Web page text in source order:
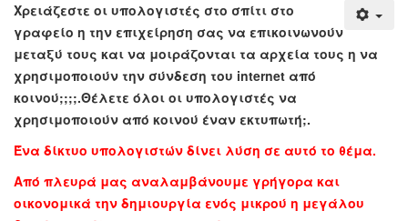
Χρειάζεστε οι υπολογιστές στο σπίτι στο
γραφείο η την επιχείρηση σας να επικοινωνούν
μεταξύ τους και να μοιράζονται τα αρχεία τους η να
χρησιμοποιούν την σύνδεση του internet από
κοινού;;;;.Θέλετε όλοι οι υπολογιστές να
χρησιμοποιούν από κοινού έναν εκτυπωτή;.
Ένα δίκτυο υπολογιστών δίνει λύση σε αυτό το θέμα.
Από πλευρά μας αναλαμβάνουμε γρήγορα και
οικονομικά την δημιουργία ενός μικρού η μεγάλου